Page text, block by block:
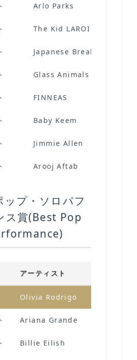
Arlo Parks
The Kid LAROI
Japanese Breakfast
Glass Animals
FINNEAS
Baby Keem
Jimmie Allen
Arooj Aftab
ップ・ソロパフ
ス賞(Best Pop
アーティスト
Olivia Rodrigo
Ariana Grande
Billie Eilish